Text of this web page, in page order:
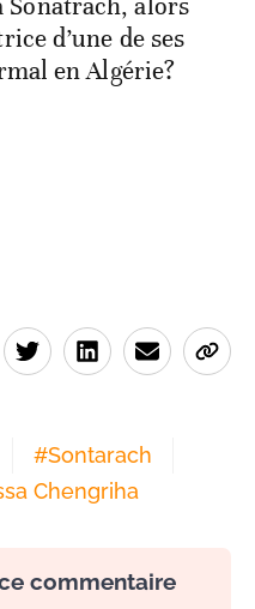
Sonatrach, alors
d’une de ses
en Algérie?
#Sontarach
Chengriha
commentaire